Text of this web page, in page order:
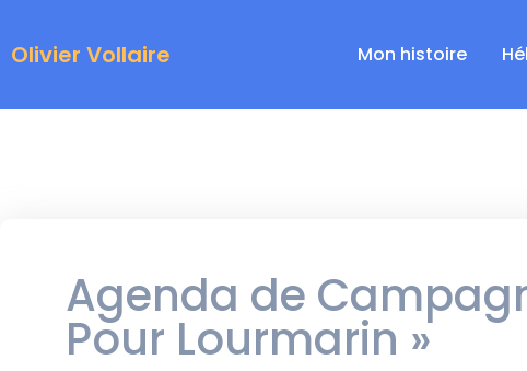
Olivier Vollaire Mon histoire
Agenda de
Pour Lourmarin »